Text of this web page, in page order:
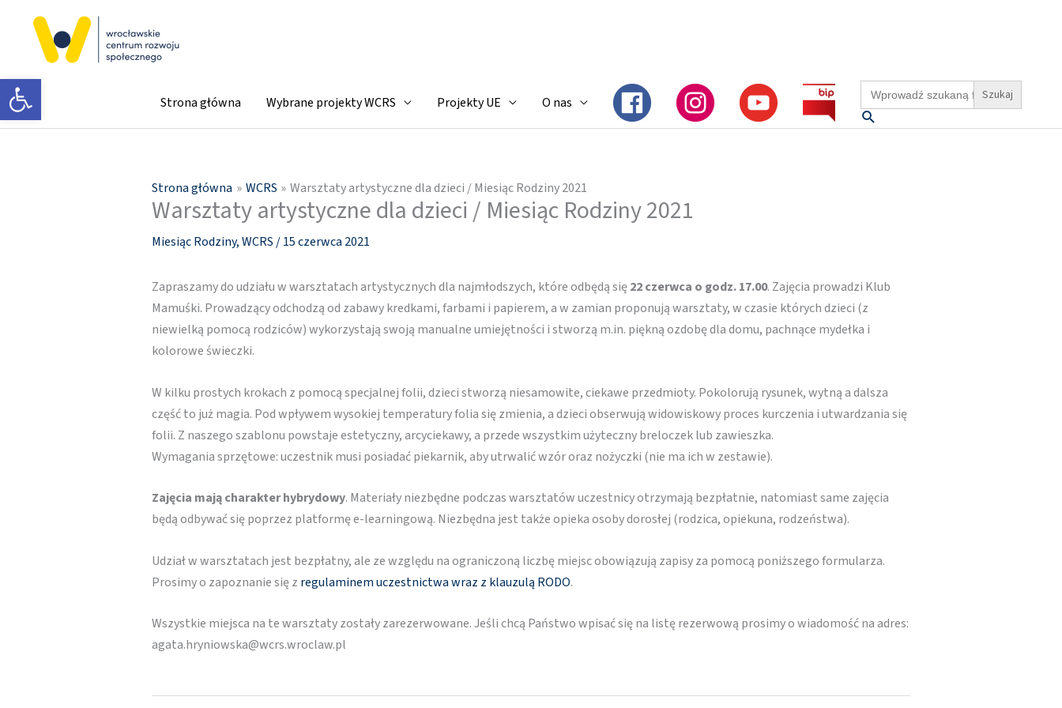
Otwórz pasek narzędzi Strona główna Wybrane projekty WCRS Projekty UE O nas
Search
for:
Szukaj
Strona główna WCRS Warsztaty artystyczne dla dzieci / Miesiąc Rodziny 2021
Warsztaty artystyczne dla dzieci / Miesiąc Rodziny 2021
Miesiąc Rodziny,WCRS /15 czerwca 2021
Zapraszamy do udziału w warsztatach artystycznych dla najmłodszych, które odbędą się22 czerwca o godz. 17.00. Zajęcia prowadzi Klub
Mamuśki. Prowadzący odchodzą od zabawy kredkami, farbami i papierem, a w zamian proponują warsztaty, w czasie których dzieci (z
niewielką pomocą rodziców) wykorzystają swoją manualne umiejętności i stworzą m.in. piękną ozdobę dla domu, pachnące mydełka i
kolorowe świeczki.
W kilku prostych krokach z pomocą specjalnej folii, dzieci stworzą niesamowite, ciekawe przedmioty. Pokolorują rysunek, wytną a dalsza
część to już magia. Pod wpływem wysokiej temperatury folia się zmienia, a dzieci obserwują widowiskowy proces kurczenia i utwardzania się
folii. Z naszego szablonu powstaje estetyczny, arcyciekawy, a przede wszystkim użyteczny breloczek lub zawieszka.
Wymagania sprzętowe: uczestnik musi posiadać piekarnik, aby utrwalić wzór oraz nożyczki (nie ma ich w zestawie).
Zajęcia mają charakter hybrydowy. Materiały niezbędne podczas warsztatów uczestnicy otrzymają bezpłatnie, natomiast same zajęcia
będą odbywać się poprzez platformę e-learningową. Niezbędna jest także opieka osoby dorosłej (rodzica, opiekuna, rodzeństwa).
Udział w warsztatach jest bezpłatny, ale ze względu na ograniczoną liczbę miejsc obowiązują zapisy za pomocą poniższego formularza.
Prosimy o zapoznanie się z regulaminem uczestnictwa wraz z klauzulą RODO.
Wszystkie miejsca na te warsztaty zostały zarezerwowane. Jeśli chcą Państwo wpisać się na listę rezerwową prosimy o wiadomość na adres:
agata.hryniowska@wcrs.wroclaw.pl